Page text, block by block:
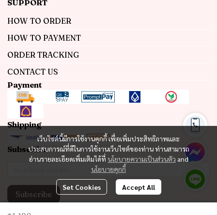
เว็บไซต์นี้มีการใช้งานคุกกี้ เพื่อเพิ่มประสิทธิภาพและ
ประสบการณ์ที่ดีในการใช้งานเว็บไซต์ของท่าน ท่านสามารถ
อ่านรายละเอียดเพิ่มเติมได้ที่ นโยบายความเป็นส่วนตัว and
นโยบายคุกกี้
Set Cookies Accept All
SUPPORT
HOW TO ORDER
HOW TO PAYMENT
ORDER TRACKING
CONTACT US
Payment
Shipping
Subscribe
Subscribe